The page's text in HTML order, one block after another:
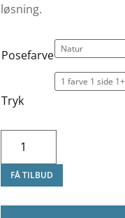
løsning.
Posefarve
Tryk
antal
FÅ TILBUD